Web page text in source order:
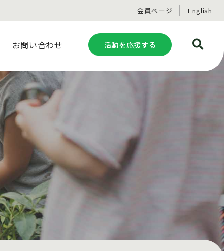
お問い合わせ 活動を応援する
会員ページ English